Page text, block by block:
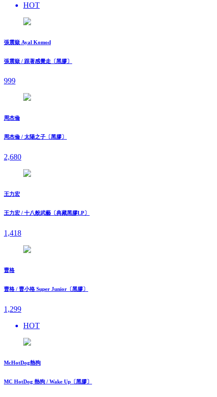
HOT
張震嶽 Ayal Komod
張震嶽 / 跟著感覺走〔黑膠〕
999
周杰倫
周杰倫 / 太陽之子〔黑膠〕
2,680
王力宏
王力宏 / 十八般武藝〔典藏黑膠LP〕
1,418
曹格
曹格 / 曹小格 Super Junior〔黑膠〕
1,299
HOT
McHotDog熱狗
MC HotDog 熱狗 / Wake Up〔黑膠〕